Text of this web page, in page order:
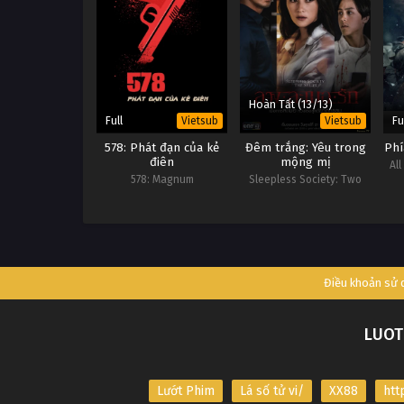
Full Vietsub
578: Phát đạn của kẻ
điên
578: Magnum
Hoàn Tất (13/13)
Vietsub
Đêm trắng: Yêu trong
mộng mị
Sleepless Society: Two
All
Điều khoản sử
Lướt Phim Lá số tử vi/ XX88